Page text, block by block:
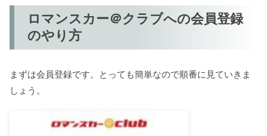
ロマンスカー＠クラブへの会員登録
のやり方
まずは会員登録です。とっても簡単なので順番に見ていきま
しょう。